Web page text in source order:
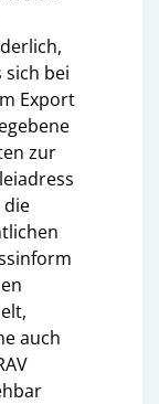
sich bei
Export
zur
die
auch